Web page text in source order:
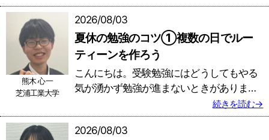
熊木 心一
芝浦工業大学
2026/08/03
夏休の勉強のコツ①複数の日でルー
ティーンを作ろう
こんにちは。受験勉強にはどうしてもやる
気が湧かず勉強が進まないときがありま
す。しかし、東進には有名講師陣による受
講やチームミーティングなどやる気をくれ
るコンテンツがたくさんあります！もしや
続きを読む→
2026/08/03